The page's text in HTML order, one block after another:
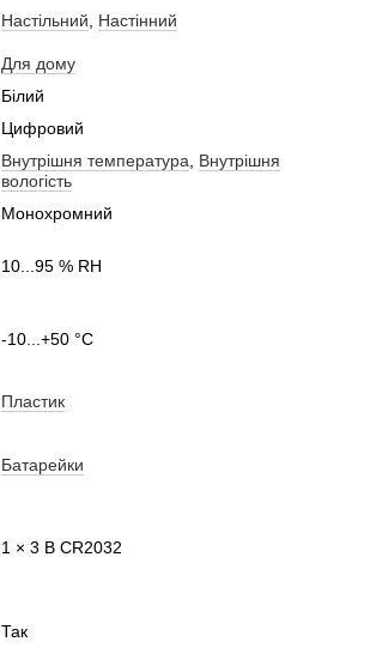
Настільний Настінний
Для дому
Білий
Цифровий
Внутрішня температура
Внутрішня
вологість
Монохромний
10...95 % RH
-10...+50 °C
Пластик
Батарейки
1 × 3 В CR2032
Так